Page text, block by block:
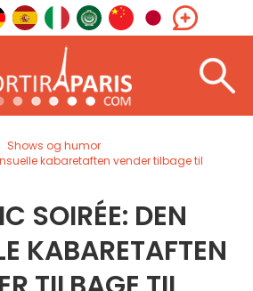
Shows og humor
kabaretaften vender tilbage til
SOIRÉE: DEN
KABARETAFTEN